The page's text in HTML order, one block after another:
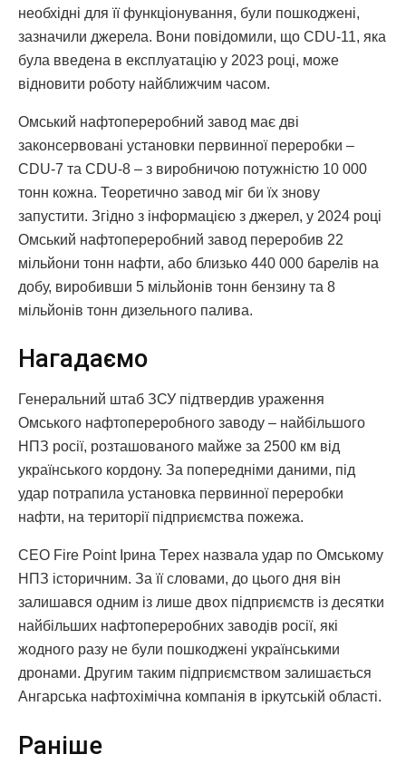
необхідні для її функціонування, були пошкоджені,
зазначили джерела. Вони повідомили, що CDU-11, яка
була введена в експлуатацію у 2023 році, може
відновити роботу найближчим часом.
Омський нафтопереробний завод має дві
законсервовані установки первинної переробки –
CDU-7 та CDU-8 – з виробничою потужністю 10 000
тонн кожна. Теоретично завод міг би їх знову
запустити. Згідно з інформацією з джерел, у 2024 році
Омський нафтопереробний завод переробив 22
мільйони тонн нафти, або близько 440 000 барелів на
добу, виробивши 5 мільйонів тонн бензину та 8
мільйонів тонн дизельного палива.
Нагадаємо
Генеральний штаб ЗСУ підтвердив ураження
Омського нафтопереробного заводу – найбільшого
НПЗ росії, розташованого майже за 2500 км від
українського кордону. За попередніми даними, під
удар потрапила установка первинної переробки
нафти, на території підприємства пожежа.
СЕО Fire Point Ірина Терех назвала удар по Омському
НПЗ історичним. За її словами, до цього дня він
залишався одним із лише двох підприємств із десятки
найбільших нафтопереробних заводів росії, які
жодного разу не були пошкоджені українськими
дронами. Другим таким підприємством залишається
Ангарська нафтохімічна компанія в іркутській області.
Раніше